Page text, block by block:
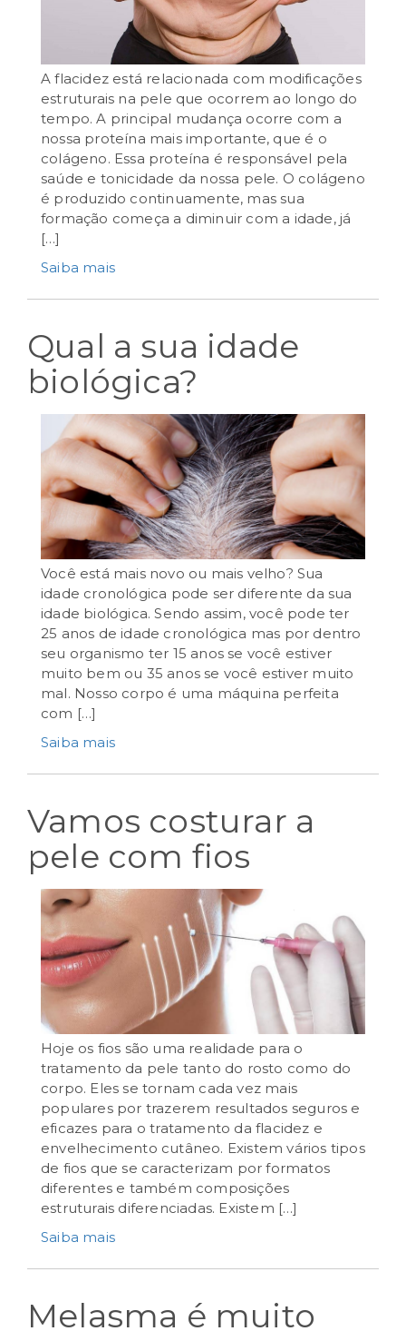
setembro 10th, 2024
A flacidez está relacionada com modificações
estruturais na pele que ocorrem ao longo do
tempo. A principal mudança ocorre com a
nossa proteína mais importante, que é o
colágeno. Essa proteína é responsável pela
saúde e tonicidade da nossa pele. O colágeno
é produzido continuamente, mas sua
formação começa a diminuir com a idade, já
[…]
Saiba mais
Qual a sua idade
biológica?
setembro 5th, 2024
Você está mais novo ou mais velho? Sua
idade cronológica pode ser diferente da sua
idade biológica. Sendo assim, você pode ter
25 anos de idade cronológica mas por dentro
seu organismo ter 15 anos se você estiver
muito bem ou 35 anos se você estiver muito
mal. Nosso corpo é uma máquina perfeita
com […]
Saiba mais
Vamos costurar a
pele com fios
setembro 3rd, 2024
Hoje os fios são uma realidade para o
tratamento da pele tanto do rosto como do
corpo. Eles se tornam cada vez mais
populares por trazerem resultados seguros e
eficazes para o tratamento da flacidez e
envelhecimento cutâneo. Existem vários tipos
de fios que se caracterizam por formatos
diferentes e também composições
estruturais diferenciadas. Existem […]
Saiba mais
Melasma é muito